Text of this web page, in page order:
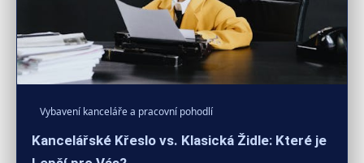
Vybavení kanceláře a pracovní pohodlí
Kancelářské Křeslo vs. Klasická Židle: Které je